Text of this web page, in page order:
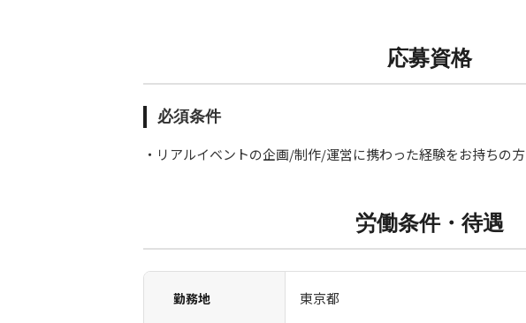
応募資格
必須条件
・リアルイベントの企画/制作/運営に携わった経験をお持ちの方
労働条件・待遇
勤務地 東京都